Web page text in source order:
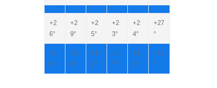
+2
6°
+2
9°
+2
5°
+2
3°
+2
4°
+27
°
+1
5°
+1
6°
+1
7°
+1
7°
+1
6°
+15
°